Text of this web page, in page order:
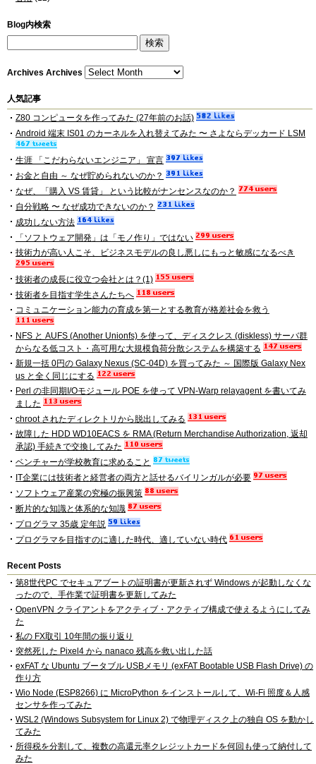
Blog内検索
Archives Archives
人気記事
Z80 コンピュータを作ってみた (27年前のお話)
Android 端末 IS01 のカーネルを入れ替えてみた 〜 さよならデッカード LSM
生涯 「こだわらないエンジニア」 宣言
お金と自由 ～ なぜ貯められないのか？
なぜ、「購入 VS 賃貸」 という比較がナンセンスなのか？
自分戦略 〜 なぜ成功できないのか？
成功しない方法
「ソフトウェア開発」は「モノ作り」ではない
技術力が高い人こそ、ビジネスモデルの良し悪しにもっと敏感になるべき
技術者の成長に役立つ会社とは？(1)
技術者を目指す学生さんたちへ
コミュニケーション能力の育成を第一とする教育が格差社会を救う
NFS と AUFS (Another Unionfs) を使って、ディスクレス (diskless) サーバ群
からなる低コスト・高可用な大規模負荷分散システムを構築する
新規一括 0円の Galaxy Nexus (SC-04D) を買ってみた ～ 国際版 Galaxy Nex
us と全く同じにする
Perl の非同期I/Oモジュール POE を使って VPN-Warp relayagent を書いてみ
ました
chroot されたディレクトリから脱出してみる
故障した HDD WD10EACS を RMA (Return Merchandise Authorization, 返却
承認) 手続きで交換してみた
ベンチャーが学校教育に求めること
IT企業には技術者と経営者の両方と話せるバイリンガルが必要
ソフトウェア産業の究極の振興策
断片的な知識と体系的な知識
プログラマ 35歳 定年説
プログラマを目指すのに適した時代、適していない時代
Recent Posts
第8世代PC でセキュアブートの証明書が更新されず Windows が起動しなくな
ったので、手作業で証明書を更新してみた
OpenVPN クライアントをアクティブ・アクティブ構成で使えるようにしてみ
た
私の FX取引 10年間の振り返り
突然死した Pixel4 から nanaco 残高を救い出した話
exFAT な Ubuntu ブータブル USBメモリ (exFAT Bootable USB Flash Drive) の
作り方
Wio Node (ESP8266) に MicroPython をインストールして、Wi-Fi 照度＆人感
センサを作ってみた
WSL2 (Windows Subsystem for Linux 2) で物理ディスク上の独自 OS を動かし
てみた
所得税を分割して、複数の高還元率クレジットカードを何回も使って納付して
みた